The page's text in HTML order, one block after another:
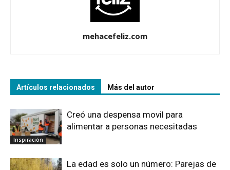
mehacefeliz.com
Artículos relacionados Más del autor
Inspiración
Creó una despensa movil para
alimentar a personas necesitadas
La edad es solo un número: Parejas de